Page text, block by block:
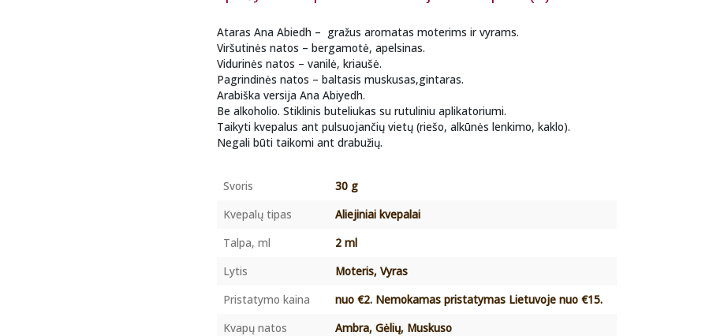
Ataras Ana Abiedh – gražus aromatas moterims ir vyrams.
Viršutinės natos – bergamotė, apelsinas.
Vidurinės natos – vanilė, kriaušė.
Pagrindinės natos – baltasis muskusas,gintaras.
Arabiška versija Ana Abiyedh.
Be alkoholio. Stiklinis buteliukas su rutuliniu aplikatoriumi.
Taikyti kvepalus ant pulsuojančių vietų (riešo, alkūnės lenkimo, kaklo).
Negali būti taikomi ant drabužių.
Svoris
30 g
Kvepalų tipas
Aliejiniai kvepalai
Talpa, ml
2 ml
Lytis
Moteris, Vyras
Pristatymo kaina
nuo €2. Nemokamas pristatymas Lietuvoje nuo €15.
Kvapų natos
Ambra, Gėlių, Muskuso